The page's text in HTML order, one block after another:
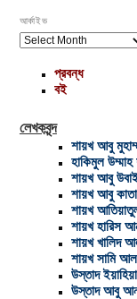
আর্কাইভ
আর্কাইভ
প্রবন্ধ
বই
লেখকবৃন্দ
শায়খ আবু
হাকিমুল
শায়খ আবু
শায়খ আবু
শায়খ
শায়খ হারিস
শায়খ খালিদ
শায়খ সামি আল
উস্তাদ
উস্তাদ আবু